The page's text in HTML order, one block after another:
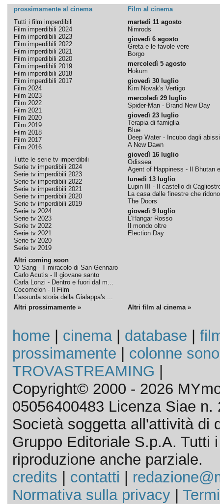
prossimamente al cinema
Film al cinema
Tutti i film imperdibili
Film imperdibili 2024
Film imperdibili 2023
Film imperdibili 2022
Film imperdibili 2021
Film imperdibili 2020
Film imperdibili 2019
Film imperdibili 2018
Film imperdibili 2017
Film 2024
Film 2023
Film 2022
Film 2021
Film 2020
Film 2019
Film 2018
Film 2017
Film 2016
Tutte le serie tv imperdibili
Serie tv imperdibili 2024
Serie tv imperdibili 2023
Serie tv imperdibili 2022
Serie tv imperdibili 2021
Serie tv imperdibili 2020
Serie tv imperdibili 2019
Serie tv 2024
Serie tv 2023
Serie tv 2022
Serie tv 2021
Serie tv 2020
Serie tv 2019
Altri coming soon
'O Sang - Il miracolo di San Gennaro
Carlo Acutis - Il giovane santo
Carla Lonzi - Dentro e fuori dal m...
Cocomelon - Il Film
L'assurda storia della Gialappa's ...
martedì 11 agosto
Nimrods
giovedì 6 agosto
Greta e le favole vere
Borgo
mercoledì 5 agosto
Hokum
giovedì 30 luglio
Kim Novak's Vertigo
mercoledì 29 luglio
Spider-Man - Brand New Day
giovedì 23 luglio
Terapia di famiglia
Blue
Deep Water - Incubo dagli abissi
A New Dawn
giovedì 16 luglio
Odissea
Agent of Happiness - Il Bhutan
lunedì 13 luglio
Lupin III - Il castello di
La casa dalle finestre che ridono
The Doors
giovedì 9 luglio
L'Hangar Rosso
Il mondo oltre
Election Day
Altri prossimamente » Altri film al cinema »
home cinema| database
prossimamente
colonne
TROVASTREAMING
Copyright© 2000 - 2026
05056400483 Licenza Siae n.
Società soggetta all'attività di
Gruppo Editoriale S.p.A. Tutti
riproduzione anche parziale.
credits
contatti
Normativa sulla privacy|